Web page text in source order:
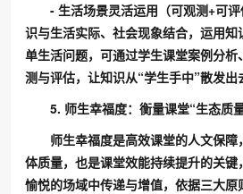
- 生活场景灵活运用（可观测+可
识与生活实际、社会现象结合，运用
单生活问题，可通过学生课堂案例分
测与评估，让知识从“学生手中”散发出
5. 师生幸福度：衡量课堂“生态质
师生幸福度是高效课堂的人文保
体质量，也是课堂效能持续提升的关键
愉悦的场域中传递与增值，依据三大原